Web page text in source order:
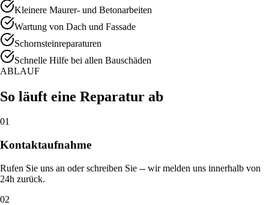
Kleinere Maurer- und Betonarbeiten
Wartung von Dach und Fassade
Schornsteinreparaturen
Schnelle Hilfe bei allen Bauschäden
ABLAUF
So läuft eine Reparatur ab
01
Kontaktaufnahme
Rufen Sie uns an oder schreiben Sie -- wir melden uns innerhalb von
24h zurück.
02